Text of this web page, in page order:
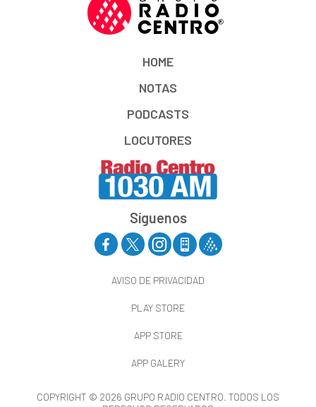
HOME
NOTAS
PODCASTS
LOCUTORES
Síguenos
AVISO DE PRIVACIDAD
PLAY STORE
APP STORE
APP GALERY
COPYRIGHT © 2026 GRUPO RADIO CENTRO. TODOS LOS